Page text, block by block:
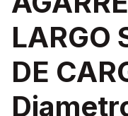
LARGO
DE